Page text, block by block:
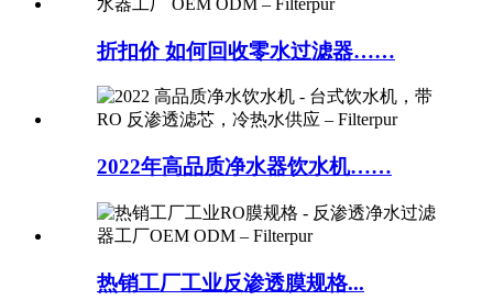
折扣价 如何回收零水过滤器……
2022年高品质净水器饮水机……
热销工厂工业反渗透膜规格...